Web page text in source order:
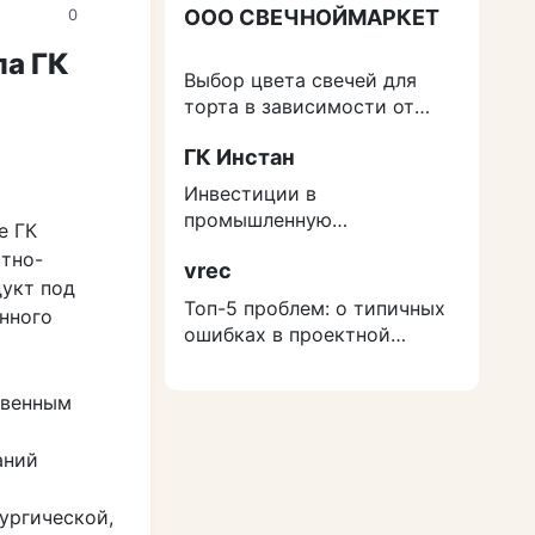
0
ГК
ГК
под
ООО СВЕЧНОЙМАРКЕТ
Выбор цвета свечей для
торта в зависимости от
ГК Инстан
Инвестиции в
промышленную
защититься от роста
расходов на строительство
vrec
Топ-5 проблем: о типичных
ошибках в проектной